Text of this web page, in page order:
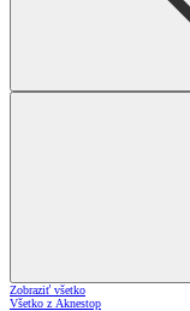
Zobraziť všetko
Všetko z Aknestop